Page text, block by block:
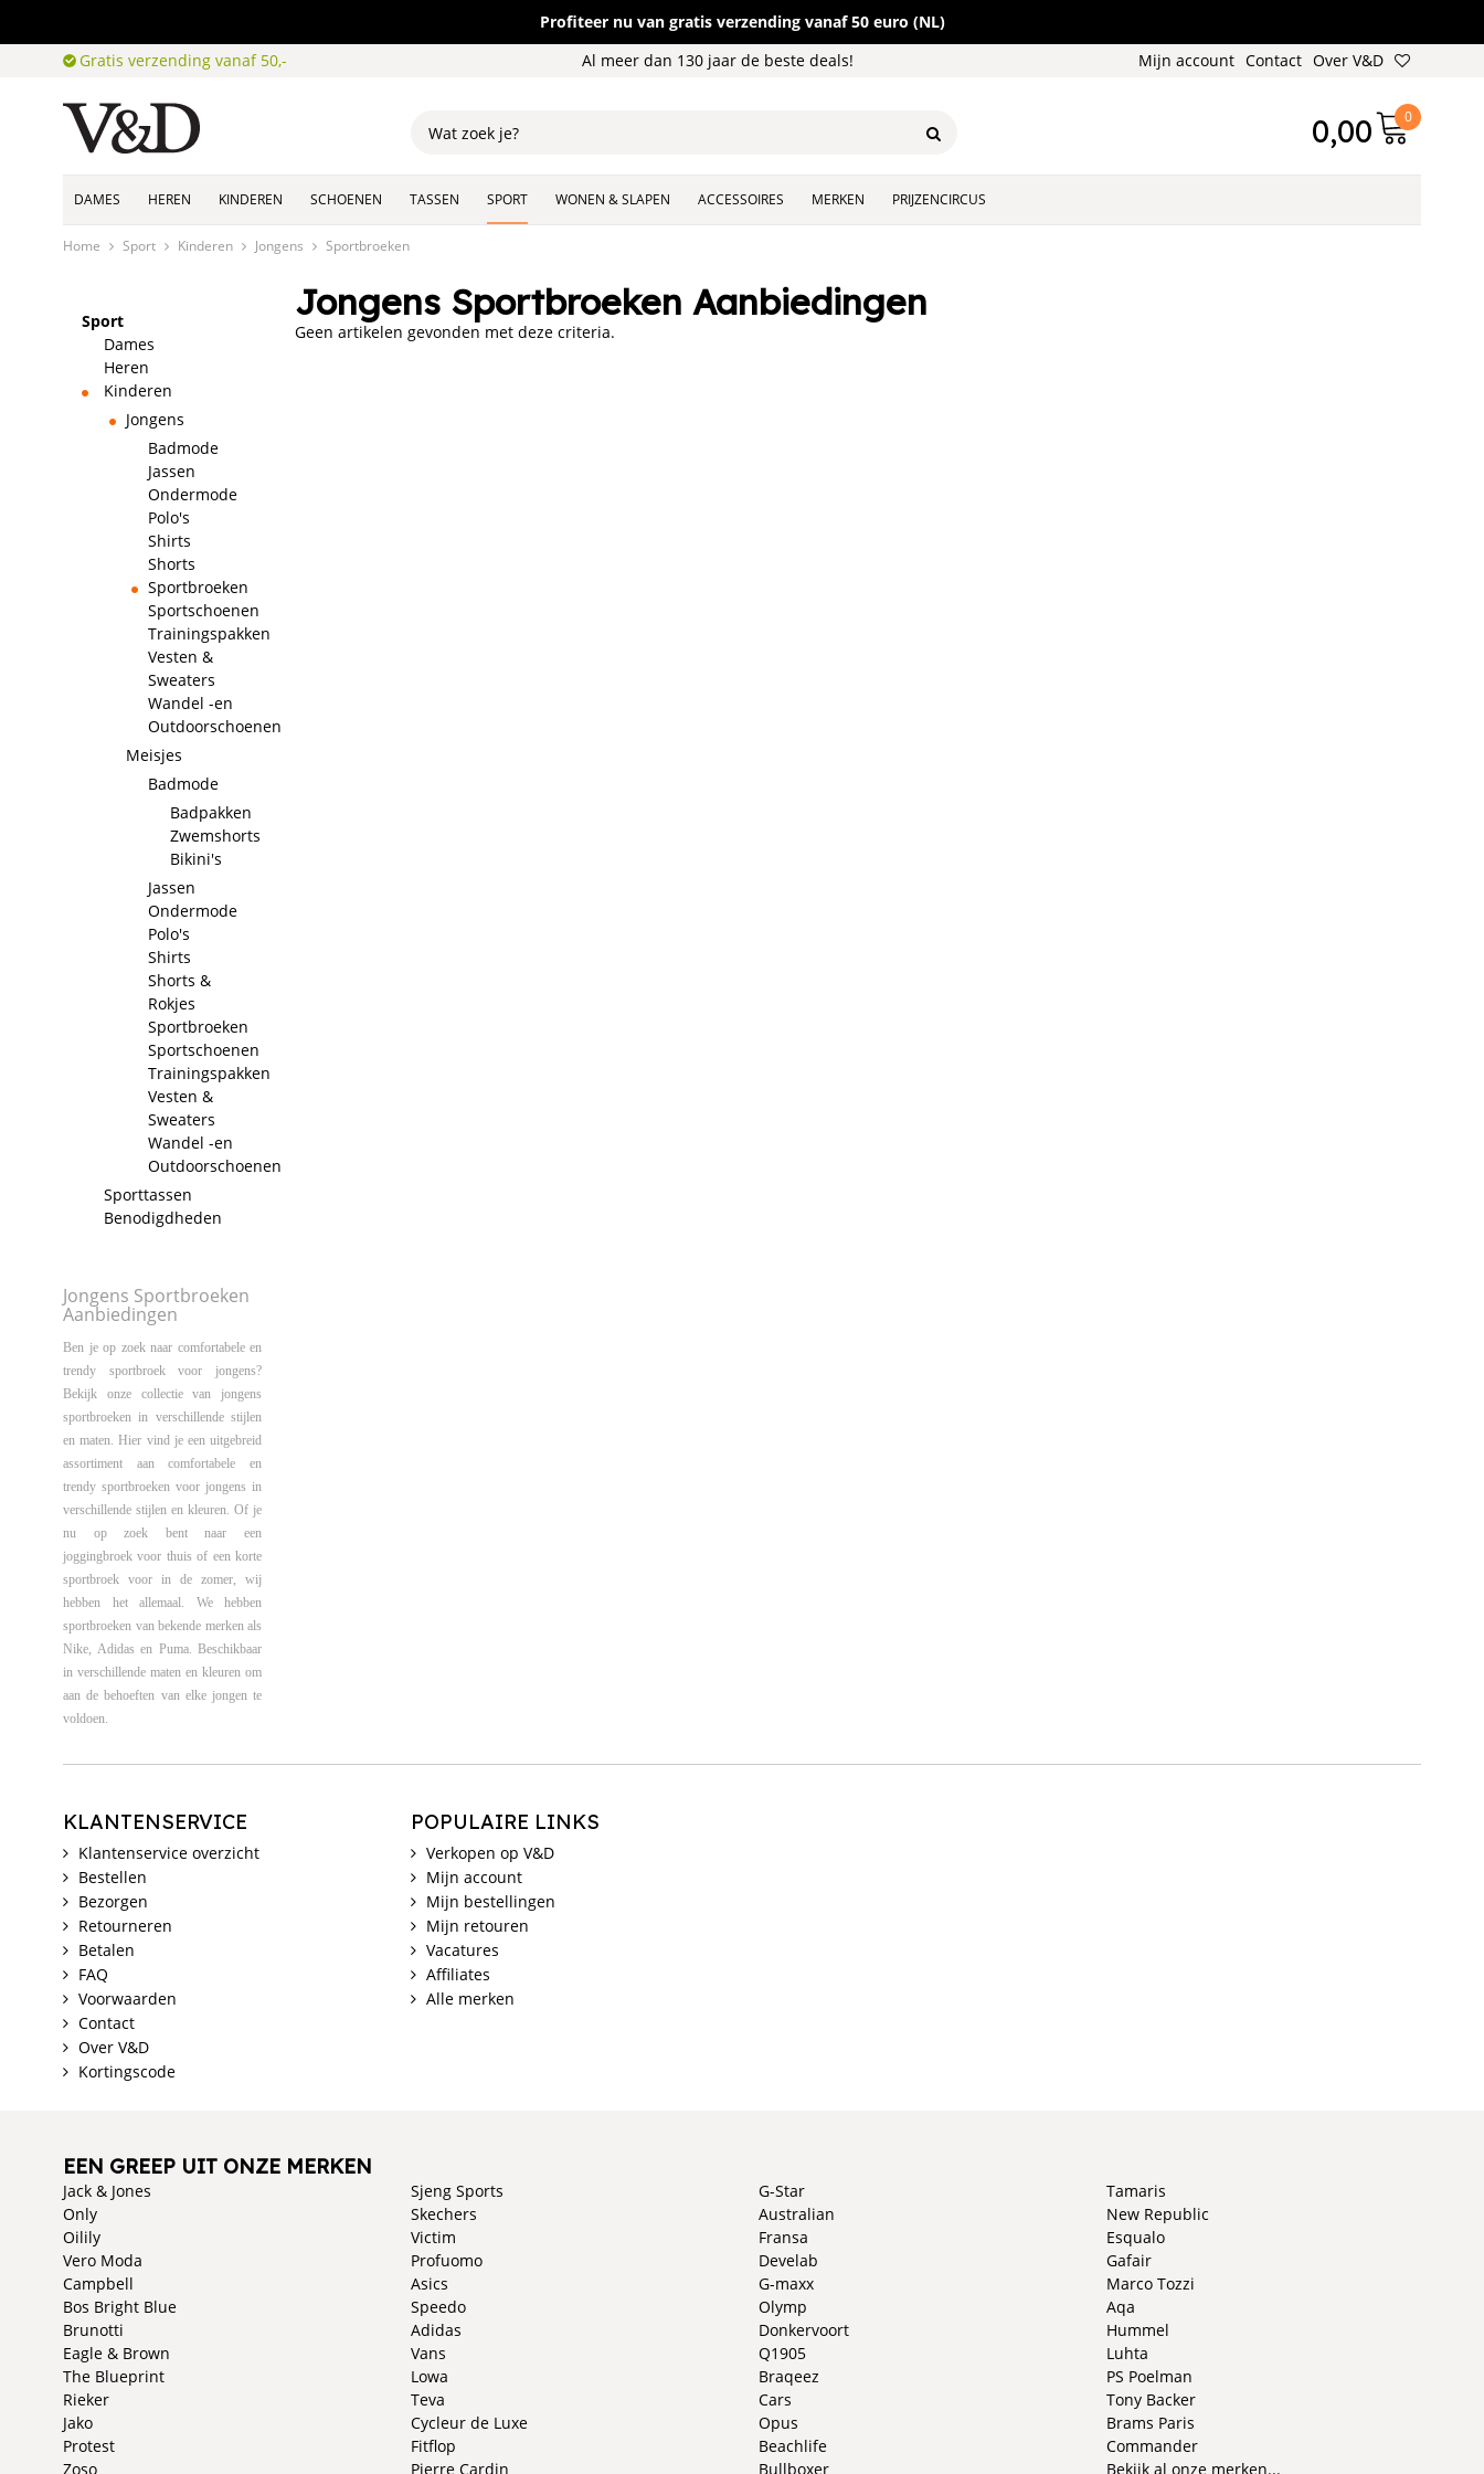
Profiteer nu van gratis verzending vanaf 50 euro (NL)
Gratis verzending vanaf 50,-
Mijn account Contact Over V&D
Al meer dan 130 jaar de beste deals!
0
0,00
DAMES HEREN KINDEREN SCHOENEN TASSEN SPORT WONEN & SLAPEN ACCESSOIRES MERKEN PRIJZENCIRCUS
Home Sport Kinderen Jongens Sportbroeken
Sport
Dames
Heren
Kinderen
Jongens
Badmode
Jassen
Ondermode
Polo's
Shirts
Shorts
Sportbroeken
Sportschoenen
Trainingspakken
Vesten &
Sweaters
Wandel -en
Outdoorschoenen
Meisjes
Badmode
Badpakken
Zwemshorts
Bikini's
Jassen
Ondermode
Polo's
Shirts
Shorts &
Rokjes
Sportbroeken
Sportschoenen
Trainingspakken
Vesten &
Sweaters
Wandel -en
Outdoorschoenen
Sporttassen
Benodigdheden
Jongens Sportbroeken
Aanbiedingen
Ben je op zoek naar comfortabele en
trendy sportbroek voor jongens?
Bekijk onze collectie van jongens
sportbroeken in verschillende stijlen
en maten. Hier vind je een uitgebreid
assortiment aan comfortabele en
trendy sportbroeken voor jongens in
verschillende stijlen en kleuren. Of je
nu op zoek bent naar een
joggingbroek voor thuis of een korte
sportbroek voor in de zomer, wij
hebben het allemaal. We hebben
sportbroeken van bekende merken als
Nike, Adidas en Puma. Beschikbaar
in verschillende maten en kleuren om
aan de behoeften van elke jongen te
voldoen.
Jongens Sportbroeken Aanbiedingen
Geen artikelen gevonden met deze criteria.
KLANTENSERVICE
Klantenservice overzicht
Bestellen
Bezorgen
Retourneren
Betalen
FAQ
Voorwaarden
Contact
Over V&D
Kortingscode
POPULAIRE LINKS
Verkopen op V&D
Mijn account
Mijn bestellingen
Mijn retouren
Vacatures
Affiliates
Alle merken
EEN GREEP UIT ONZE MERKEN
Jack & Jones
Only
Oilily
Vero Moda
Campbell
Bos Bright Blue
Brunotti
Eagle & Brown
The Blueprint
Rieker
Jako
Protest
Zoso
Sjeng Sports
Skechers
Victim
Profuomo
Asics
Speedo
Adidas
Vans
Lowa
Teva
Cycleur de Luxe
Fitflop
Pierre Cardin
G-Star
Australian
Fransa
Develab
G-maxx
Olymp
Donkervoort
Q1905
Braqeez
Cars
Opus
Beachlife
Bullboxer
Tamaris
New Republic
Esqualo
Gafair
Marco Tozzi
Aqa
Hummel
Luhta
PS Poelman
Tony Backer
Brams Paris
Commander
Bekijk al onze merken...